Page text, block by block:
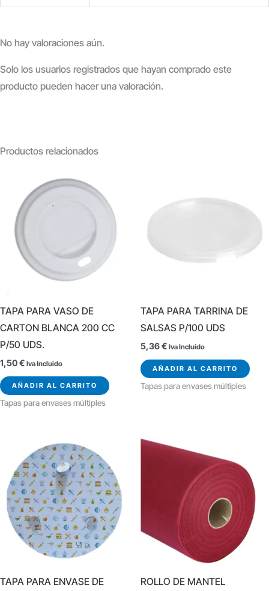
No hay valoraciones aún.
Solo los usuarios registrados que hayan comprado este
producto pueden hacer una valoración.
Productos relacionados
TAPA PARA VASO DE
CARTON BLANCA 200 CC
P/50 UDS.
1,50€ Iva Incluido
AÑADIR AL CARRITO
Tapas para envases múltiples
TAPA PARA TARRINA DE
SALSAS P/100 UDS
5,36€ Iva Incluido
AÑADIR AL CARRITO
Tapas para envases múltiples
TAPA PARA ENVASE DE
ROLLO DE MANTEL